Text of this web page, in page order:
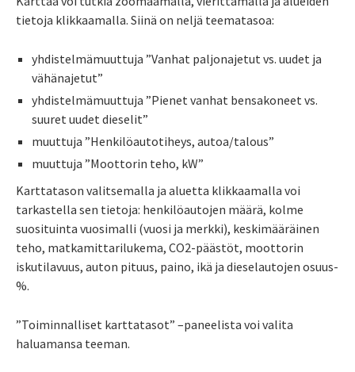
tietoja klikkaamalla. Siinä on neljä teematasoa:
yhdistelmämuuttuja ”Vanhat paljonajetut vs. uudet ja
vähänajetut”
yhdistelmämuuttuja ”Pienet vanhat bensakoneet vs.
suuret uudet dieselit”
muuttuja ”Henkilöautotiheys, autoa/talous”
muuttuja ”Moottorin teho, kW”
Karttatason valitsemalla ja aluetta klikkaamalla voi
tarkastella sen tietoja: henkilöautojen määrä, kolme
suosituinta vuosimalli (vuosi ja merkki), keskimääräinen
teho, matkamittarilukema, CO2-päästöt, moottorin
iskutilavuus, auton pituus, paino, ikä ja dieselautojen osuus-
%.
”Toiminnalliset karttatasot” –paneelista voi valita
haluamansa teeman.